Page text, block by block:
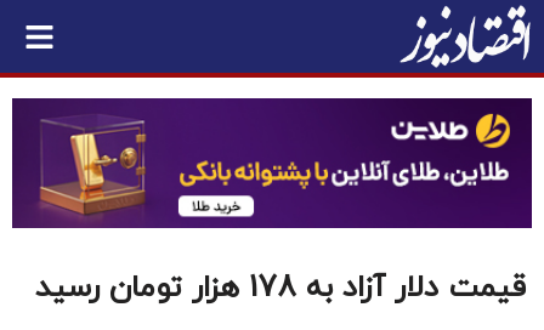
قیمت دلار آزاد به 178 هزار تومان رسید